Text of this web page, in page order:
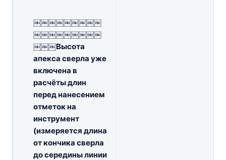
￼￼￼￼￼￼￼￼￼
￼￼￼￼￼￼￼￼￼
￼￼￼Высота
апекса сверла уже
включена в
расчёты длин
перед нанесением
отметок на
инструмент
(измеряется длина
от кончика сверла
до середины линии